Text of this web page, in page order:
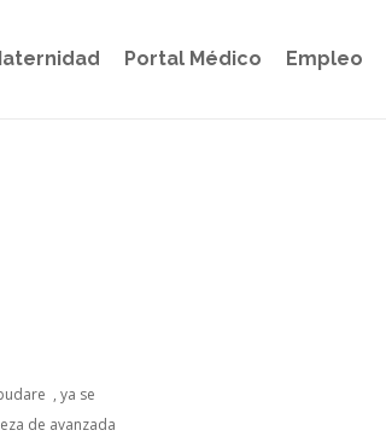
Portal Médico Empleo
,ya se
de avanzada